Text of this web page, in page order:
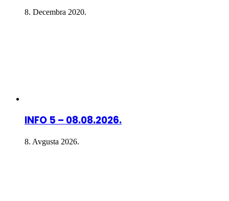
8. Decembra 2020.
INFO 5 – 08.08.2026.
8. Avgusta 2026.